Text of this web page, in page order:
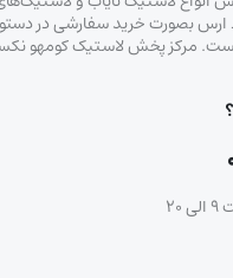
ارس بصورت خرید سفارشی در
مرکز پخش لاستیک کومهو